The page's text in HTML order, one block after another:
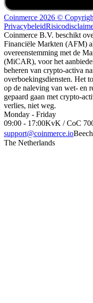
Coinmerce 2026 ©
Privacybeleid
Coinmerce B.V. beschikt
Financiële Markten (AFM)
overeenstemming met de
(MiCAR), voor het
beheren van crypto-activa
overboekingsdiensten. Het
op de naleving van wet- en
gepaard gaan met crypto-
verlies, niet weg.
Monday - Friday
09:00 - 17:00KvK / CoC
support@coinmerce.io
The Netherlands